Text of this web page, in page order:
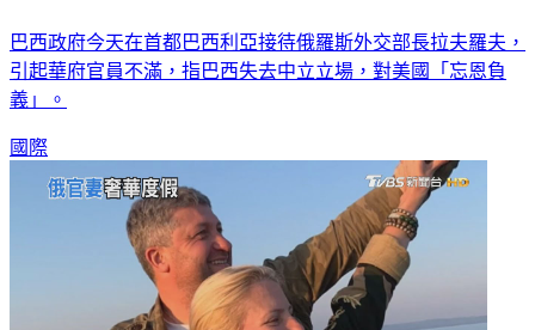
巴西政府今天在首都巴西利亞接待俄羅斯外交部長拉夫羅夫，
引起華府官員不滿，指巴西失去中立立場，對美國「忘恩負
義」。
國際